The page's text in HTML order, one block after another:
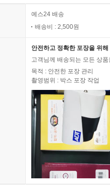
예스24 배송
배송비 : 2,500원
안전하고 정확한 포장을 위
고객님께 배송되는 모든 상
목적 : 안전한 포장 관리
촬영범위 : 박스 포장 작업